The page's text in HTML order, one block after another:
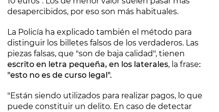
desapercibidos, por eso son más habituales.
La Policía ha explicado también el método para
distinguir los billetes falsos de los verdaderos. Las
piezas falsas, que "son de baja calidad", tienen
escrito en letra pequeña, en los laterales, la frase:
"esto no es de curso legal".
"Están siendo utilizados para realizar pagos, lo que
puede constituir un delito. En caso de detectar